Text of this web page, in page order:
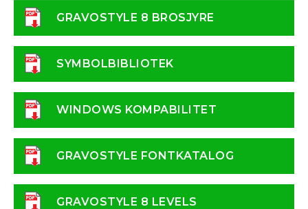
GRAVOSTYLE 8 BROSJYRE
SYMBOLBIBLIOTEK
WINDOWS KOMPABILITET
GRAVOSTYLE FONTKATALOG
GRAVOSTYLE 8 LEVELS